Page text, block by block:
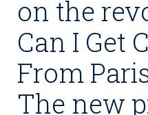
on the
Can I Get
From
The new